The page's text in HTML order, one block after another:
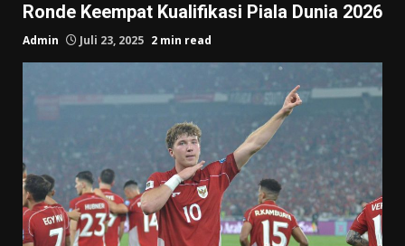
Ronde Keempat Kualifikasi Piala Dunia 2026
Admin Juli 23, 2025 2 min read